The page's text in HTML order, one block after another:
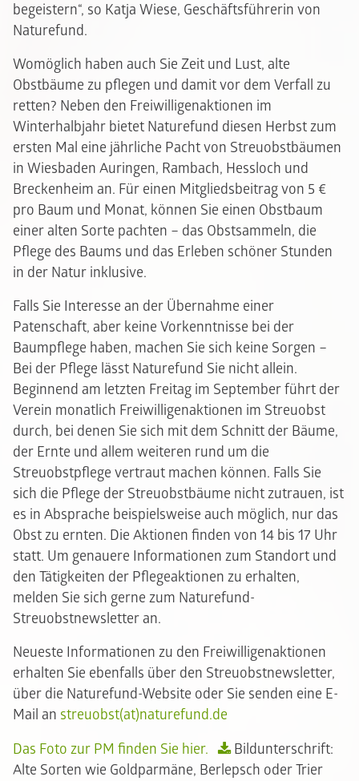
begeistern“, so Katja Wiese, Geschäftsführerin von
Naturefund.
Womöglich haben auch Sie Zeit und Lust, alte
Obstbäume zu pflegen und damit vor dem Verfall zu
retten? Neben den Freiwilligenaktionen im
Winterhalbjahr bietet Naturefund diesen Herbst zum
ersten Mal eine jährliche Pacht von Streuobstbäumen
in Wiesbaden Auringen, Rambach, Hessloch und
Breckenheim an. Für einen Mitgliedsbeitrag von 5 €
pro Baum und Monat, können Sie einen Obstbaum
einer alten Sorte pachten – das Obstsammeln, die
Pflege des Baums und das Erleben schöner Stunden
in der Natur inklusive.
Falls Sie Interesse an der Übernahme einer
Patenschaft, aber keine Vorkenntnisse bei der
Baumpflege haben, machen Sie sich keine Sorgen –
Bei der Pflege lässt Naturefund Sie nicht allein.
Beginnend am letzten Freitag im September führt der
Verein monatlich Freiwilligenaktionen im Streuobst
durch, bei denen Sie sich mit dem Schnitt der Bäume,
der Ernte und allem weiteren rund um die
Streuobstpflege vertraut machen können. Falls Sie
sich die Pflege der Streuobstbäume nicht zutrauen, ist
es in Absprache beispielsweise auch möglich, nur das
Obst zu ernten. Die Aktionen finden von 14 bis 17 Uhr
statt. Um genauere Informationen zum Standort und
den Tätigkeiten der Pflegeaktionen zu erhalten,
melden Sie sich gerne zum Naturefund-
Streuobstnewsletter an.
Neueste Informationen zu den Freiwilligenaktionen
erhalten Sie ebenfalls über den Streuobstnewsletter,
über die Naturefund-Website oder Sie senden eine E-
Mail an streuobst(at)naturefund.de
Das Foto zur PM finden Sie hier.
Bildunterschrift:
Alte Sorten wie Goldparmäne, Berlepsch oder Trier